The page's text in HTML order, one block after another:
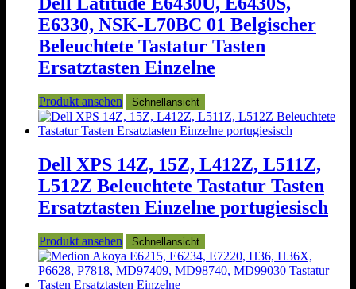
E6330, NSK-L70BC 01 Belgischer
Beleuchtete Tastatur Tasten
Ersatztasten Einzelne
Produkt ansehen Schnellansicht
Dell XPS 14Z, 15Z, L412Z, L511Z,
L512Z Beleuchtete Tastatur Tasten
Ersatztasten Einzelne portugiesisch
Produkt ansehen Schnellansicht